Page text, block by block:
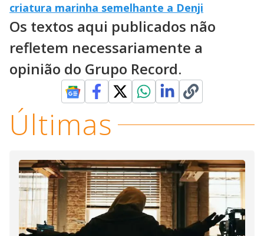
criatura marinha semelhante a Denji
Os textos aqui publicados não
refletem necessariamente a
opinião do Grupo Record.
Últimas